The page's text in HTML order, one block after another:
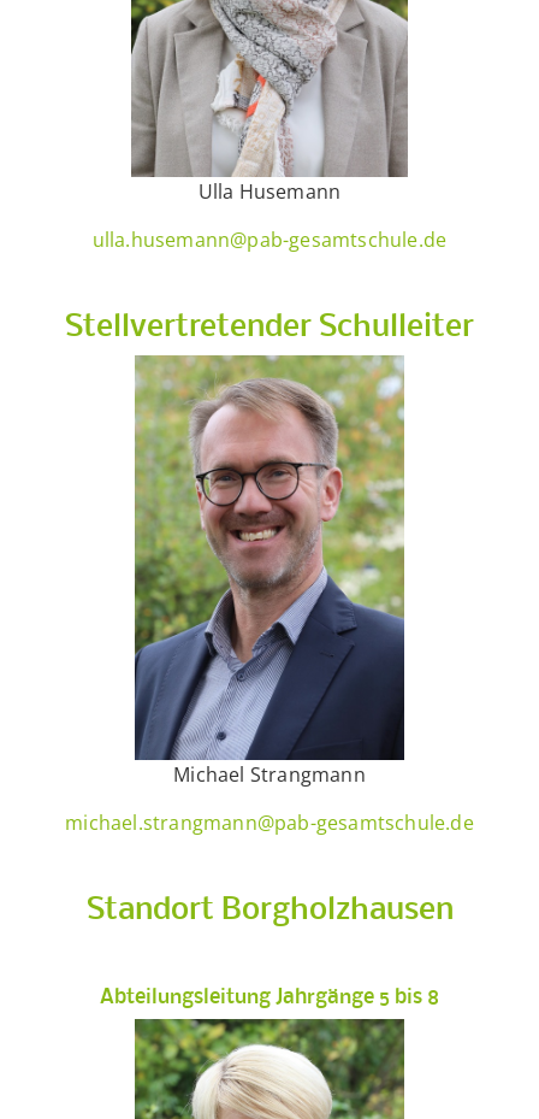
Ulla Husemann
ulla.husemann@pab-gesamtschule.de
Stellvertretender Schulleiter
Michael Strangmann
michael.strangmann@pab-gesamtschule.de
Standort Borgholzhausen
Abteilungsleitung Jahrgänge 5 bis 8